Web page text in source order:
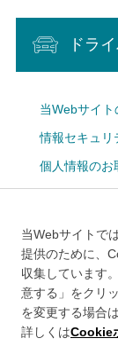
ドラ
当Webサイ
情報セキュリ
個人情報のお
メルマガ
当Webサイトで
提供のために、
収集しています
意する」をクリ
を変更する場合
詳しくはCookie